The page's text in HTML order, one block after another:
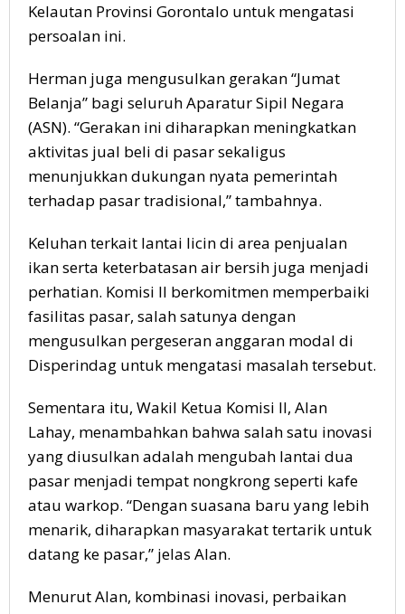
Kelautan Provinsi Gorontalo untuk mengatasi
persoalan ini.
Herman juga mengusulkan gerakan “Jumat
Belanja” bagi seluruh Aparatur Sipil Negara
(ASN). “Gerakan ini diharapkan meningkatkan
aktivitas jual beli di pasar sekaligus
menunjukkan dukungan nyata pemerintah
terhadap pasar tradisional,” tambahnya.
Keluhan terkait lantai licin di area penjualan
ikan serta keterbatasan air bersih juga menjadi
perhatian. Komisi II berkomitmen memperbaiki
fasilitas pasar, salah satunya dengan
mengusulkan pergeseran anggaran modal di
Disperindag untuk mengatasi masalah tersebut.
Sementara itu, Wakil Ketua Komisi II, Alan
Lahay, menambahkan bahwa salah satu inovasi
yang diusulkan adalah mengubah lantai dua
pasar menjadi tempat nongkrong seperti kafe
atau warkop. “Dengan suasana baru yang lebih
menarik, diharapkan masyarakat tertarik untuk
datang ke pasar,” jelas Alan.
Menurut Alan, kombinasi inovasi, perbaikan